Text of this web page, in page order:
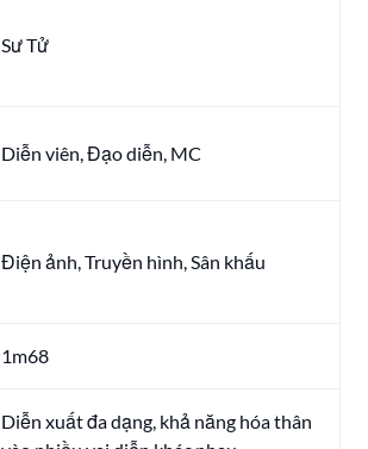
Sư Tử
Diễn viên, Đạo diễn, MC
Điện ảnh, Truyền hình, Sân khấu
1m68
Diễn xuất đa dạng, khả năng hóa thân